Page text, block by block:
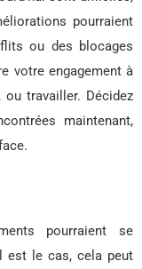
pourraient
ou des blocages
votre engagement à
ou travailler. Décidez
maintenant,
pourraient se
est le cas, cela peut